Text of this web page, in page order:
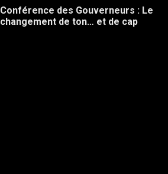
Conférence des Gouverneurs : Le
changement de ton… et de cap